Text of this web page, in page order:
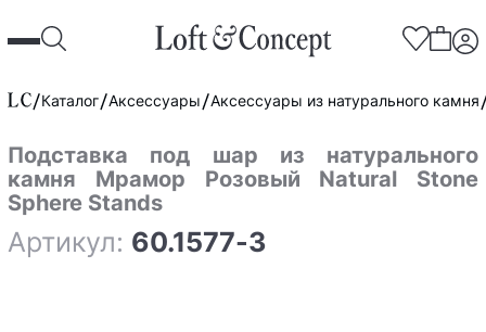
Каталог Аксессуары Аксессуары из натурального камня
Подставка под шар из натурального
камня Мрамор Розовый Natural Stone
Sphere Stands
Артикул: 60.1577-3